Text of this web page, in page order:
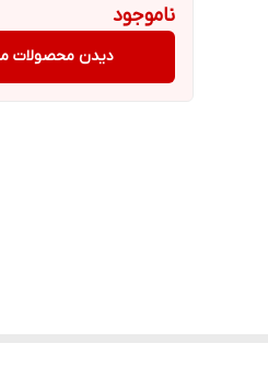
ناموجود
دیدن محصولات